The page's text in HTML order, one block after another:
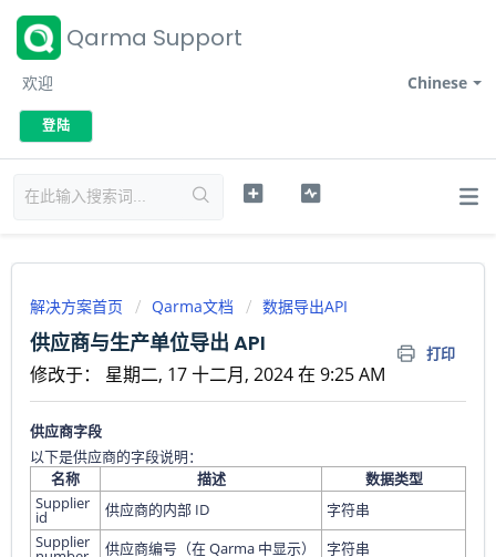
Qarma Support
Chinese
欢迎
登陆
解决方案首页 Qarma文档 数据导出API
供应商与生产单位导出 API 打印
修改于： 星期二, 17 十二月, 2024 在 9:25 AM
供应商字段
以下是供应商的字段说明：
名称
描述
数据类型
Supplier
id 供应商的内部 ID
字符串
Supplier
供应商编号（在 Qarma 中显示）
字符串